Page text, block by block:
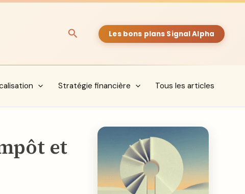
RechercherLes bons plans Signal Alpha
Stratégie financière Tous les articles
et